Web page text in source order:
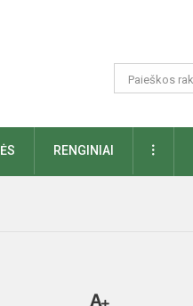
RENGINIAI